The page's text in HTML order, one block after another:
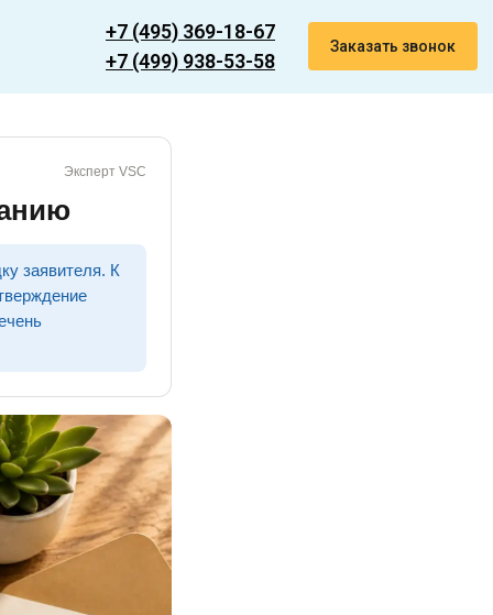
+7 (495) 369-18-67
+7 (499) 938-53-58
Заказать звонок
Эксперт VSC
заявителя. К